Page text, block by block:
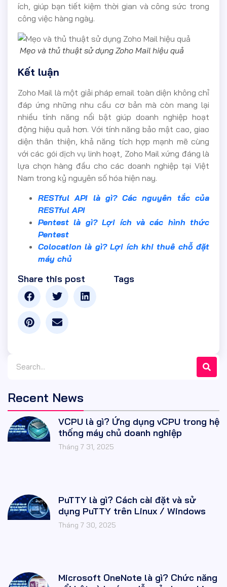
ích, giúp bạn tiết kiệm thời gian và công sức trong
công việc hàng ngày.
Mẹo và thủ thuật sử dụng Zoho Mail hiệu quả
Kết luận
Zoho Mail là một giải pháp email toàn diện không chỉ
đáp ứng những nhu cầu cơ bản mà còn mang lại
nhiều tính năng nổi bật giúp doanh nghiệp hoạt
động hiệu quả hơn. Với tính năng bảo mật cao, giao
diện thân thiện, khả năng tích hợp mạnh mẽ cùng
với các gói dịch vụ linh hoạt, Zoho Mail xứng đáng là
lựa chọn hàng đầu cho các doanh nghiệp tại Việt
Nam trong kỷ nguyên số hóa hiện nay.
RESTful API là gì? Các nguyên tắc của
RESTful API
Pentest là gì? Lợi ích và các hình thức
Pentest
Colocation là gì? Lợi ích khi thuê chỗ đặt
máy chủ
Share this post Tags
Recent News
VCPU là gì? Ứng dụng vCPU trong hệ
thống máy chủ doanh nghiệp
Tháng 7 31, 2025
PuTTY là gì? Cách cài đặt và sử
dụng PuTTY trên Linux / Windows
Tháng 7 30, 2025
Microsoft OneNote là gì? Chức năng